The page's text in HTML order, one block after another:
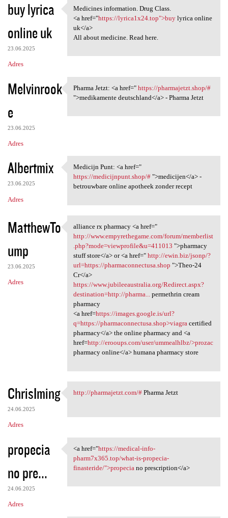
buy lyrica
online uk
23.06.2025
Adres
Medicines information. Drug
Medicines information. Drug Class.
<a href="https://lyrica1x24.top">buylyrica online
uk</a>
All about medicine. Read here.
Melvinrook
e
23.06.2025
Adres
Pharma Jetzt: <a href=" https
Pharma Jetzt: <a href=" https://pharmajetzt.shop/#
">medikamente deutschland</a> - Pharma Jetzt
Albertmix
23.06.2025
Adres
Medicijn Punt: <a href="
Medicijn Punt: <a href="
https://medicijnpunt.shop/#">medicijen</a> -
betrouwbare online apotheek zonder recept
MatthewTo
ump
23.06.2025
Adres
alliance rx pharmacy <a href=
alliance rx pharmacy <a href="
http://www.empyrethegame.com/forum/memberlist
.php?mode=viewprofile&u=411013 ">pharmacy
stuff store</a> or <a href=" http://ewin.biz/jsonp/?
url=https://pharmaconnectusa.shop ">Theo-24
Cr</a>
https://www.jubileeaustralia.org/Redirect.aspx?
destination=http://pharma...permethrin cream
pharmacy
<a href=https://images.google.is/url?
q=https://pharmaconnectusa.shop>viagracertified
pharmacy</a> the online pharmacy and <a
href=http://erooups.com/user/ummealhlbz/>prozac
pharmacy online</a> humana pharmacy store
ChrisIming
24.06.2025
Adres
http://pharmajetzt.com/#
http://pharmajetzt.com/#Pharma Jetzt
propecia
no pre...
24.06.2025
Adres
<a href="https://medical-info
<a href="https://medical-info-
pharm7x365.top/what-is-propecia-
finasteride/">propecia no prescription</a>